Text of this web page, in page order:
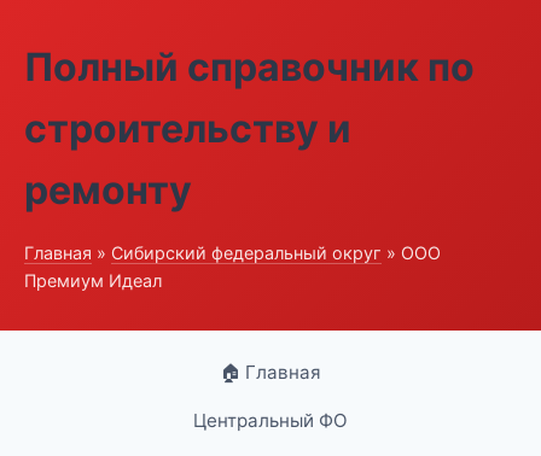
Полный справочник по
строительству и
ремонту
Главная » Сибирский федеральный округ » ООО
Премиум Идеал
🏠 Главная
Центральный ФО